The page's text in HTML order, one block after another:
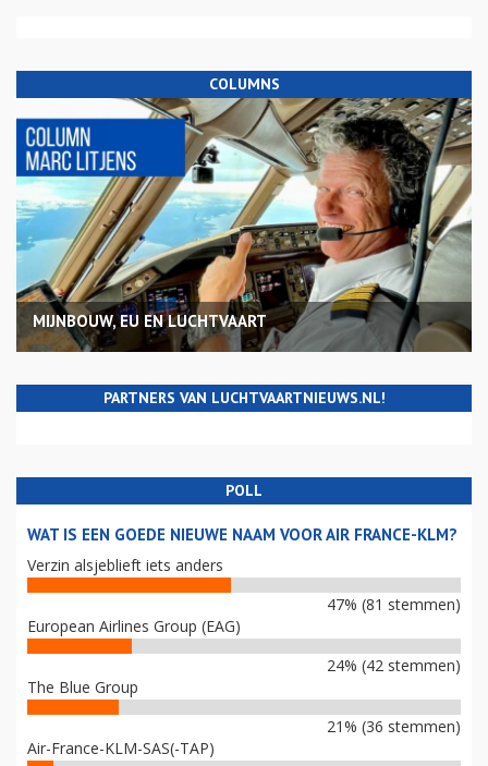
COLUMNS
MIJNBOUW, EU EN LUCHTVAART
PARTNERS VAN LUCHTVAARTNIEUWS.NL!
POLL
WAT IS EEN GOEDE NIEUWE NAAM VOOR AIR FRANCE-KLM?
Verzin alsjeblieft iets anders
47% (81 stemmen)
European Airlines Group (EAG)
24% (42 stemmen)
The Blue Group
21% (36 stemmen)
Air-France-KLM-SAS(-TAP)